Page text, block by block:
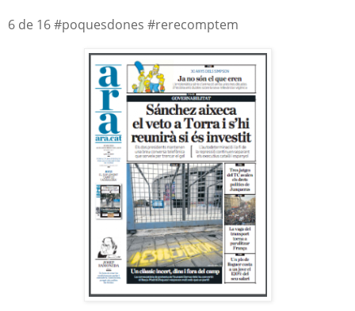
6 de 16 #poquesdones #rerecomptem